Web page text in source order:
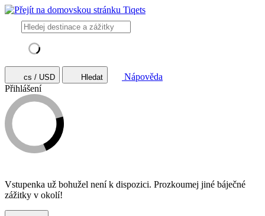
cs / USD Hledat
Nápověda
Přihlášení
Vstupenka už bohužel není k dispozici. Prozkoumej jiné báječné
zážitky v okolí!